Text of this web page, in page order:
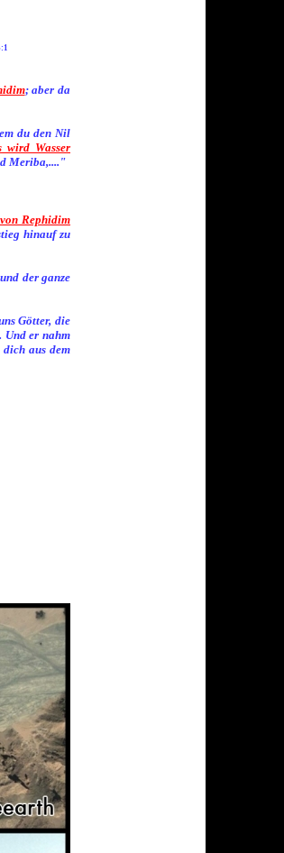
; aber da
du den Nil
wird Wasser
Meriba,...."
Rephidim
hinauf zu
der ganze
Götter, die
Und er nahm
aus dem